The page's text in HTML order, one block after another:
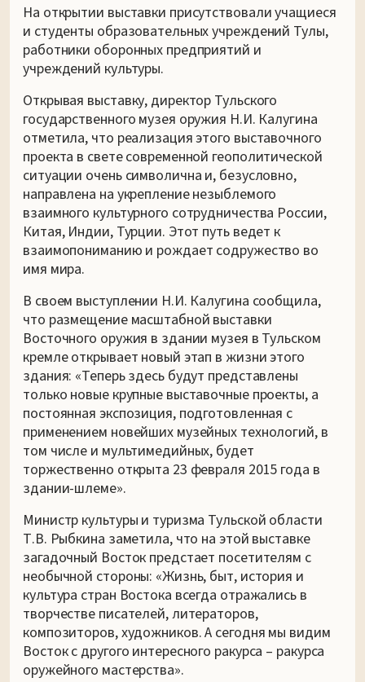
На открытии выставки присутствовали учащиеся
и студенты образовательных учреждений Тулы,
работники оборонных предприятий и
учреждений культуры.
Открывая выставку, директор Тульского
государственного музея оружия Н.И. Калугина
отметила, что реализация этого выставочного
проекта в свете современной геополитической
ситуации очень символична и, безусловно,
направлена на укрепление незыблемого
взаимного культурного сотрудничества России,
Китая, Индии, Турции. Этот путь ведет к
взаимопониманию и рождает содружество во
имя мира.
В своем выступлении Н.И. Калугина сообщила,
что размещение масштабной выставки
Восточного оружия в здании музея в Тульском
кремле открывает новый этап в жизни этого
здания: «Теперь здесь будут представлены
только новые крупные выставочные проекты, а
постоянная экспозиция, подготовленная с
применением новейших музейных технологий, в
том числе и мультимедийных, будет
торжественно открыта 23 февраля 2015 года в
здании-шлеме».
Министр культуры и туризма Тульской области
Т.В. Рыбкина заметила, что на этой выставке
загадочный Восток предстает посетителям с
необычной стороны: «Жизнь, быт, история и
культура стран Востока всегда отражались в
творчестве писателей, литераторов,
композиторов, художников. А сегодня мы видим
Восток с другого интересного ракурса – ракурса
оружейного мастерства».